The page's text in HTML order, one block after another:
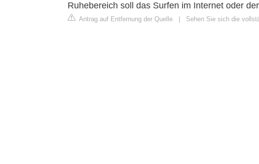
Ruhebereich soll das Surfen im Internet oder
Antrag auf Entfernung der Quelle Sehen Sie sich die